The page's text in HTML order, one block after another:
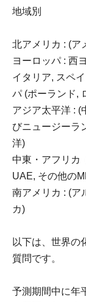
地域別
北アメリカ : (ア
ヨーロッパ : 西
イタリア, スペ
パ (ポーランド,
アジア太平洋 : (
びニュージーラ
洋)
中東・アフリカ
UAE, その他の
南アメリカ : (ア
カ)
以下は、世界の
質問です。
予測期間中に年